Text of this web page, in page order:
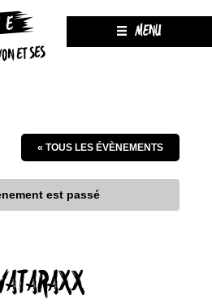
ET SES
MENU
« TOUS LES ÉVÈNEMENTS
est passé